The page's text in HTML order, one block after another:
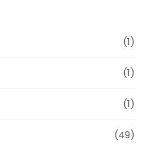
(1)
(1)
(1)
(49)